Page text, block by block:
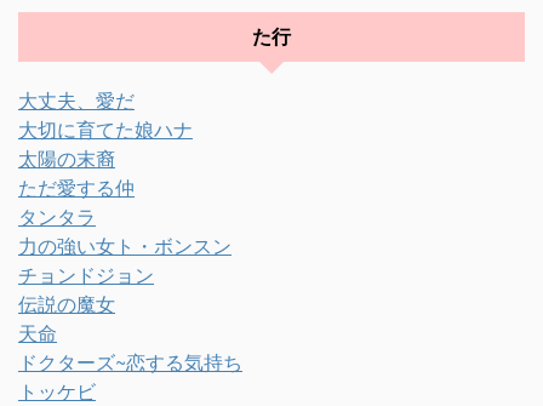
た行
大丈夫、愛だ
大切に育てた娘ハナ
太陽の末裔
ただ愛する仲
タンタラ
力の強い女ト・ボンスン
チョンドジョン
伝説の魔女
天命
ドクターズ~恋する気持ち
トッケビ